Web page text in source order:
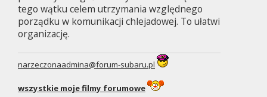
tego wątku celem utrzymania względnego
porządku w komunikacji chlejadowej. To ułatwi
organizację.
narzeczonaadmina@forum-subaru.pl
wszystkie moje filmy forumowe